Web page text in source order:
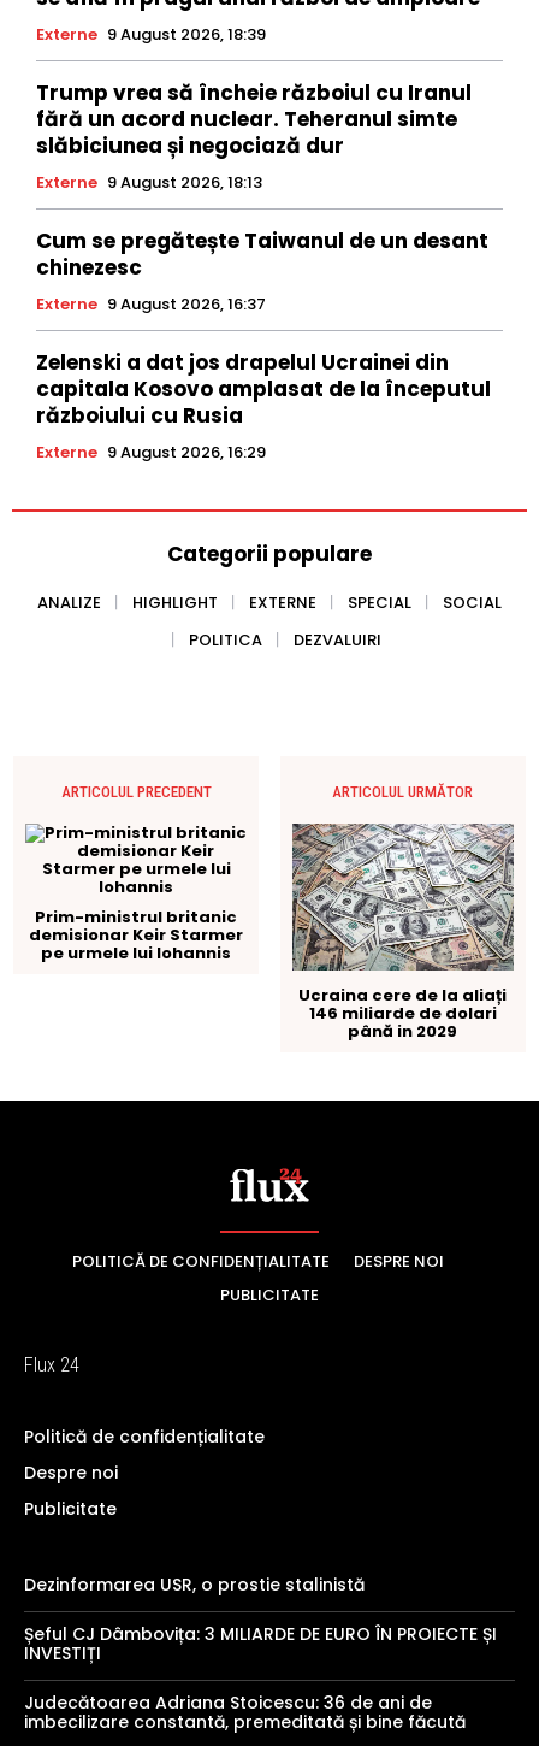
POLITICĂ DE CONFIDENȚIALITATE
DESPRE NOI
PUBLICITATE
Flux 24
Politică de confidențialitate
Despre noi
Publicitate
Dezinformarea USR, o prostie stalinistă
Șeful CJ Dâmbovița: 3 MILIARDE DE EURO ÎN PROIECTE ȘI
INVESTIȚI
Judecătoarea Adriana Stoicescu: 36 de ani de
imbecilizare constantă, premeditată și bine făcută